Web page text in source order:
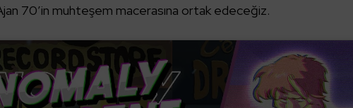
70’in muhteşem macerasına ortak edeceğiz.